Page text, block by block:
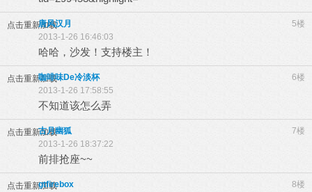
点击重新加载 5楼
唐风汉月
2013-1-26 16:46:03
哈哈，沙发！支持楼主！
点击重新加载 6楼
咖啡味De冷淡杯
2013-1-26 17:58:55
不知道该怎么弄
点击重新加载 7楼
古月幽狐
2013-1-26 18:37:22
前排抢座~~
点击重新加载 8楼
gtfirebox